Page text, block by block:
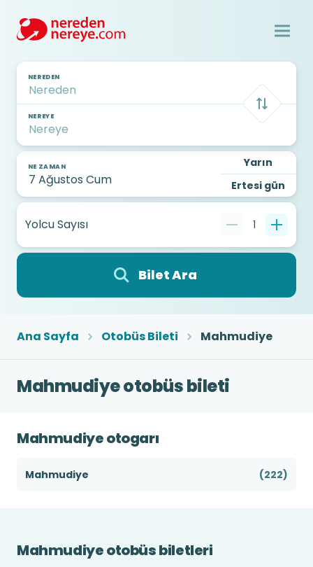
NEREDEN
NEREYE
NE ZAMAN
Yarın
Ertesi gün
Yolcu Sayısı 1
Bilet Ara
Ana Sayfa Otobüs Bileti Mahmudiye
Mahmudiye otobüs bileti
Mahmudiye otogarı
Mahmudiye (222)
Mahmudiye otobüs biletleri